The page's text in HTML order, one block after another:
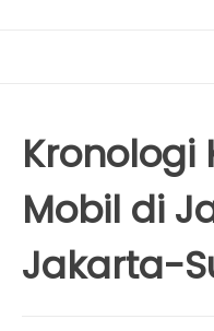
Kronologi
Mobil di
Jakarta-